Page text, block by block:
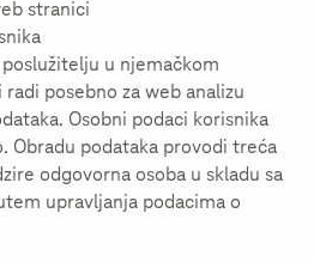
stranici
u njemačkom
posebno za web analizu
Osobni podaci korisnika
Obradu podataka provodi treća
odgovorna osoba u skladu sa
upravljanja podacima o